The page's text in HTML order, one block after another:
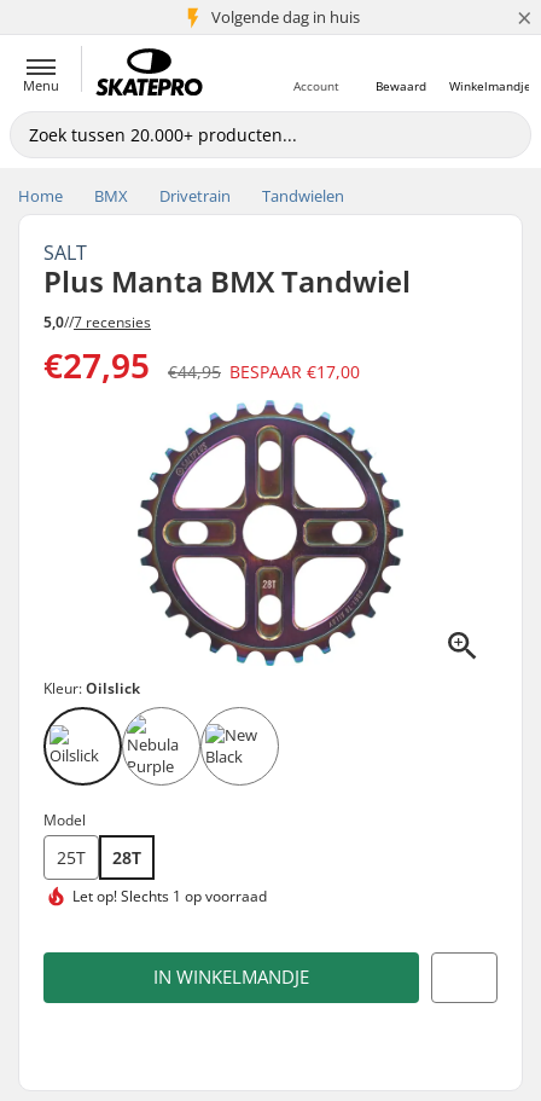
Volgende dag in huis
5+ mln. klanten ×
Menu Winkelmandje
Bewaard
Account
Home BMX Drivetrain Tandwielen
SALT
Plus Manta BMX Tandwiel
5,0//7 recensies
€27,95 €44,95 BESPAAR €17,00
Kleur:Oilslick
Model
25T 28T
Let op!Slechts 1 op voorraad
IN WINKELMANDJE